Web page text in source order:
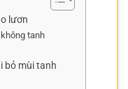
lươn
tanh
bỏ mùi tanh